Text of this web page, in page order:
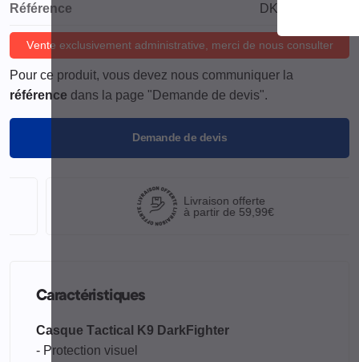
Référence DKS-K9TDFH1
Vente exclusivement administrative, merci de nous consulter
Pour ce produit, vous devez nous communiquer la
référence dans la page "Demande de devis".
Demande de devis
Livraison offerte
à partir de 59,99€
Caractéristiques
Casque Tactical K9 DarkFighter
- Protection visuel